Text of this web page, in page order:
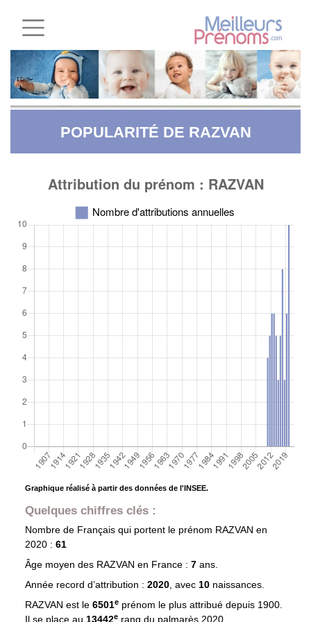
POPULARITÉ DE RAZVAN
Graphique réalisé à partir des données de l'INSEE.
Quelques chiffres clés :
Nombre de Français qui portent le prénom RAZVAN en
2020 : 61
Âge moyen des RAZVAN en France : 7 ans.
Année record d’attribution : 2020, avec 10 naissances.
RAZVAN est le 6501eprénom le plus attribué depuis 1900.
Il se place au 13442e rang du palmarès 2020.